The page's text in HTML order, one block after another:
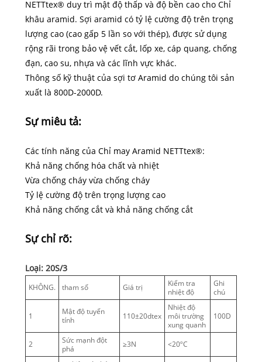
NETTtex® duy trì mật độ thấp và độ bền cao cho Chỉ
khâu aramid. Sợi aramid có tỷ lệ cường độ trên trọng
lượng cao (cao gấp 5 lần so với thép), được sử dụng
rộng rãi trong bảo vệ vết cắt, lốp xe, cáp quang, chống
đạn, cao su, nhựa và các lĩnh vực khác.
Thông số kỹ thuật của sợi tơ Aramid do chúng tôi sản
xuất là 800D-2000D.
Sự miêu tả:
Các tính năng của Chỉ may Aramid NETTtex®:
Khả năng chống hóa chất và nhiệt
Vừa chống cháy vừa chống cháy
Tỷ lệ cường độ trên trọng lượng cao
Khả năng chống cắt và khả năng chống cắt
Sự chỉ rõ:
Loại: 20S/3
KHÔNG. tham số Giá trị
Kiểm tra
nhiệt độ
Ghi
chú
1
Mật độ tuyến
tính
110±20dtex
Nhiệt độ
môi trường
xung quanh
100D
2
Sức mạnh đột
phá
≥3N
<20ºC